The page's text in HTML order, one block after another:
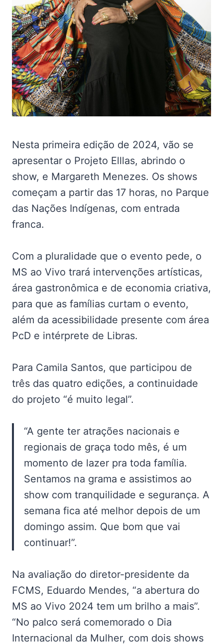
Nesta primeira edição de 2024, vão se
apresentar o Projeto Elllas, abrindo o
show, e Margareth Menezes. Os shows
começam a partir das 17 horas, no Parque
das Nações Indígenas, com entrada
franca.
Com a pluralidade que o evento pede, o
MS ao Vivo trará intervenções artísticas,
área gastronômica e de economia criativa,
para que as famílias curtam o evento,
além da acessibilidade presente com área
PcD e intérprete de Libras.
Para Camila Santos, que participou de
três das quatro edições, a continuidade
do projeto “é muito legal”.
“A gente ter atrações nacionais e
regionais de graça todo mês, é um
momento de lazer pra toda família.
Sentamos na grama e assistimos ao
show com tranquilidade e segurança. A
semana fica até melhor depois de um
domingo assim. Que bom que vai
continuar!”.
Na avaliação do diretor-presidente da
FCMS, Eduardo Mendes, “a abertura do
MS ao Vivo 2024 tem um brilho a mais”.
“No palco será comemorado o Dia
Internacional da Mulher, com dois shows